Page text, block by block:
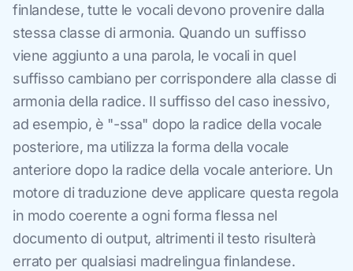
finlandese, tutte le vocali devono provenire dalla
stessa classe di armonia. Quando un suffisso
viene aggiunto a una parola, le vocali in quel
suffisso cambiano per corrispondere alla classe di
armonia della radice. Il suffisso del caso inessivo,
ad esempio, è "-ssa" dopo la radice della vocale
posteriore, ma utilizza la forma della vocale
anteriore dopo la radice della vocale anteriore. Un
motore di traduzione deve applicare questa regola
in modo coerente a ogni forma flessa nel
documento di output, altrimenti il testo risulterà
errato per qualsiasi madrelingua finlandese.